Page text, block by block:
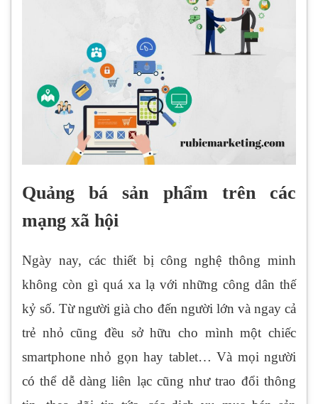
Quảng bá sản phẩm trên các
mạng xã hội
Ngày nay, các thiết bị công nghệ thông minh
không còn gì quá xa lạ với những công dân thế
kỷ số. Từ người già cho đến người lớn và ngay cả
trẻ nhỏ cũng đều sở hữu cho mình một chiếc
smartphone nhỏ gọn hay tablet… Và mọi người
có thể dễ dàng liên lạc cũng như trao đổi thông